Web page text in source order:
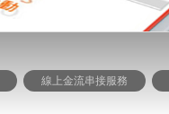
線上金流串接服務